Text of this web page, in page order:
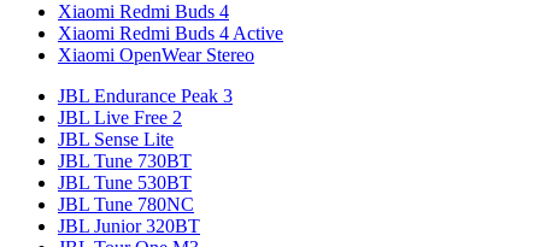
Xiaomi Redmi Buds 4
Xiaomi Redmi Buds 4 Active
Xiaomi OpenWear Stereo
JBL Endurance Peak 3
JBL Live Free 2
JBL Sense Lite
JBL Tune 730BT
JBL Tune 530BT
JBL Tune 780NC
JBL Junior 320BT